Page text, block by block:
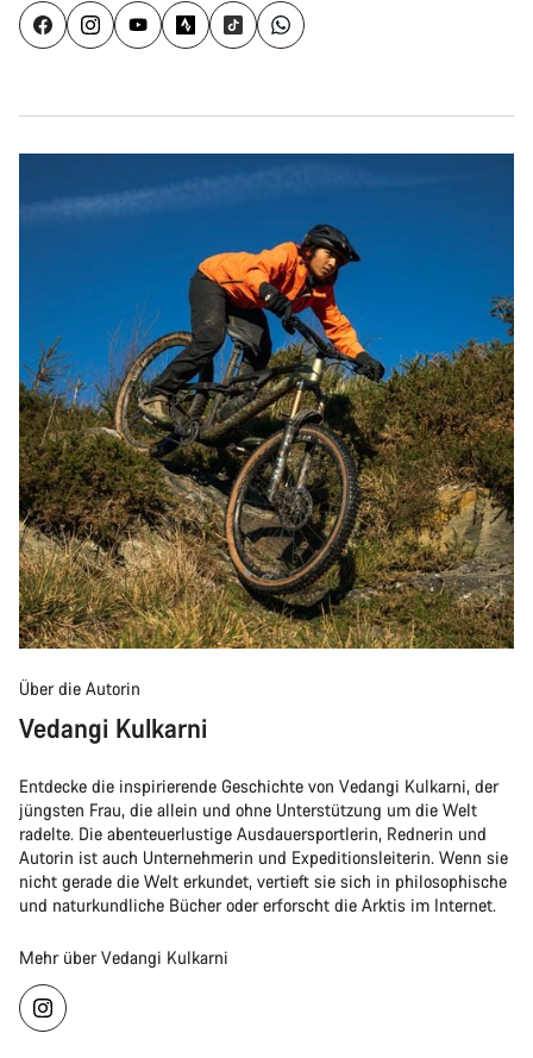
Über die Autorin
Vedangi Kulkarni
Entdecke die inspirierende Geschichte von Vedangi Kulkarni, der
jüngsten Frau, die allein und ohne Unterstützung um die Welt
radelte. Die abenteuerlustige Ausdauersportlerin, Rednerin und
Autorin ist auch Unternehmerin und Expeditionsleiterin. Wenn sie
nicht gerade die Welt erkundet, vertieft sie sich in philosophische
und naturkundliche Bücher oder erforscht die Arktis im Internet.
Mehr über Vedangi Kulkarni